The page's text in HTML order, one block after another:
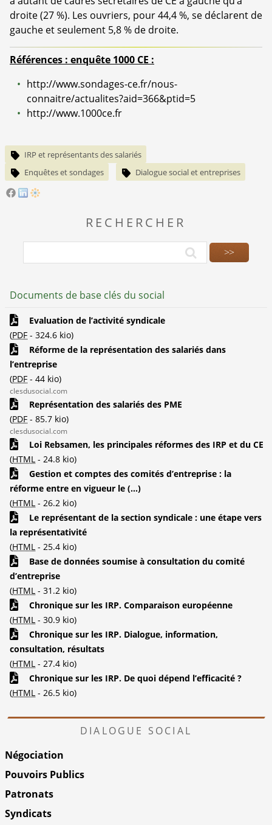
droite (27 %). Les ouvriers, pour 44,4 %, se déclarent de
gauche et seulement 5,8 % de droite.
Références : enquête 1000 CE :
http://www.sondages-ce.fr/nous-
connaitre/actualites?aid=366&ptid=5
http://www.1000ce.fr
IRP et représentants des salariés
Enquêtes et sondages
Dialogue social et entreprises
RECHERCHER
Documents de base clés du social
Evaluation de l’activité syndicale
(PDF - 324.6 kio)
Réforme de la représentation des salariés dans
l’entreprise
(PDF - 44 kio)
clesdusocial.com
Représentation des salariés des PME
(PDF - 85.7 kio)
clesdusocial.com
Loi Rebsamen, les principales réformes des IRP et du CE
(HTML - 24.8 kio)
Gestion et comptes des comités d’entreprise : la
réforme entre en vigueur le (...)
(HTML - 26.2 kio)
Le représentant de la section syndicale : une étape vers
la représentativité
(HTML - 25.4 kio)
Base de données soumise à consultation du comité
d’entreprise
(HTML - 31.2 kio)
Chronique sur les IRP. Comparaison européenne
(HTML - 30.9 kio)
Chronique sur les IRP. Dialogue, information,
consultation, résultats
(HTML - 27.4 kio)
Chronique sur les IRP. De quoi dépend l’efficacité ?
(HTML - 26.5 kio)
DIALOGUE SOCIAL
Négociation
Pouvoirs Publics
Patronats
Syndicats